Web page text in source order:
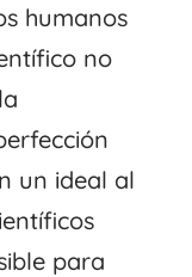
humanos
no
un ideal al
para